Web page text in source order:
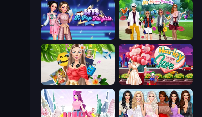
BFFs K-Pop Fangirls Superstar Family Dress Up
Travel with Me: ASMR Edition Harley Learns To Love